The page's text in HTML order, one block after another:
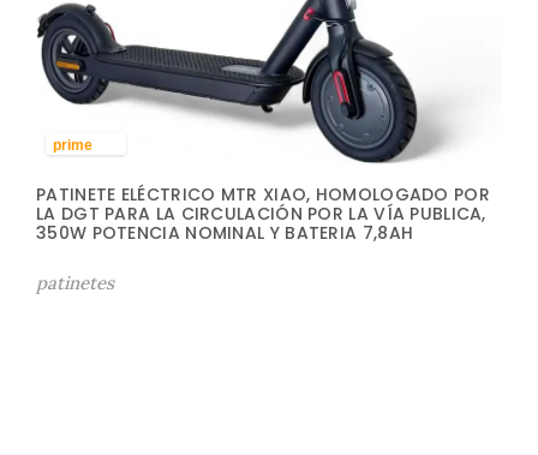
prime
PATINETE ELÉCTRICO MTR XIAO, HOMOLOGADO POR
LA DGT PARA LA CIRCULACIÓN POR LA VÍA PUBLICA,
350W POTENCIA NOMINAL Y BATERIA 7,8AH
patinetes